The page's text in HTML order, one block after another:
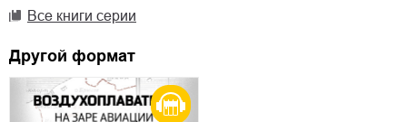
Все книги серии
Другой формат